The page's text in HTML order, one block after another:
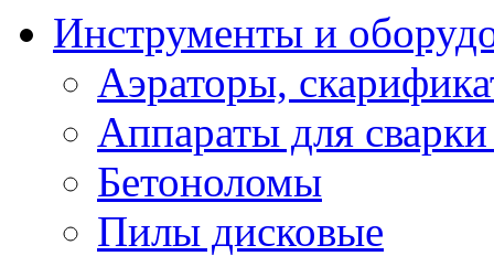
Инструменты и
Аэраторы,
Аппараты для
Бетоноломы
Пилы дисковые